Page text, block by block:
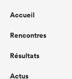
Accueil
Rencontres
Résultats
Actus